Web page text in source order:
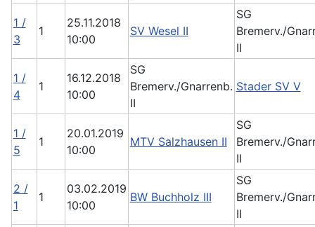
1 /
3
1
25.11.2018
10:00
SV Wesel II
SG
Bremerv./
II
1 /
4
1
16.12.2018
10:00
SG
Bremerv./Gnarrenb.
II
Stader SV V
1 /
5
1
20.01.2019
10:00
MTV Salzhausen II
SG
Bremerv./
II
2 /
1
1
03.02.2019
10:00
BW Buchholz III
SG
Bremerv./
II